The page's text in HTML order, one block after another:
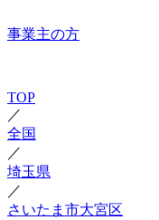
事業主の方
TOP
／
全国
／
埼玉県
／
さいたま市大宮区